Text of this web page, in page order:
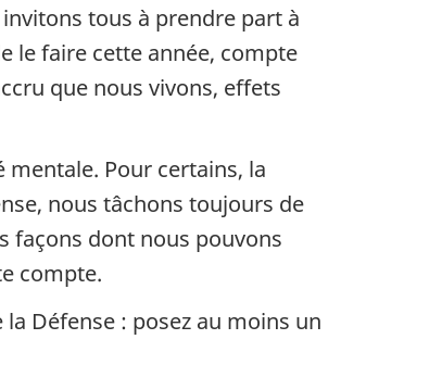
tous à prendre part à
le faire cette année, compte
que nous vivons, effets
mentale. Pour certains, la
nous tâchons toujours de
façons dont nous pouvons
compte.
Défense : posez au moins un